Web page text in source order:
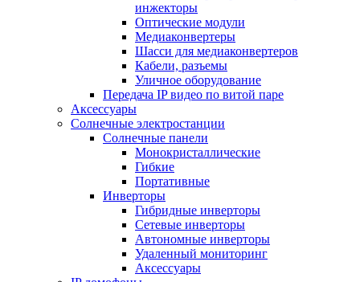
инжекторы
Оптические модули
Медиаконвертеры
Шасси для медиаконвертеров
Кабели, разъемы
Уличное оборудование
Передача IP видео по витой паре
Аксессуары
Солнечные электростанции
Солнечные панели
Монокристаллические
Гибкие
Портативные
Инверторы
Гибридные инверторы
Сетевые инверторы
Автономные инверторы
Удаленный мониторинг
Аксессуары